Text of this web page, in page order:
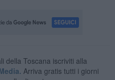
della Toscana iscriviti alla
Arriva gratis tutti i giorni